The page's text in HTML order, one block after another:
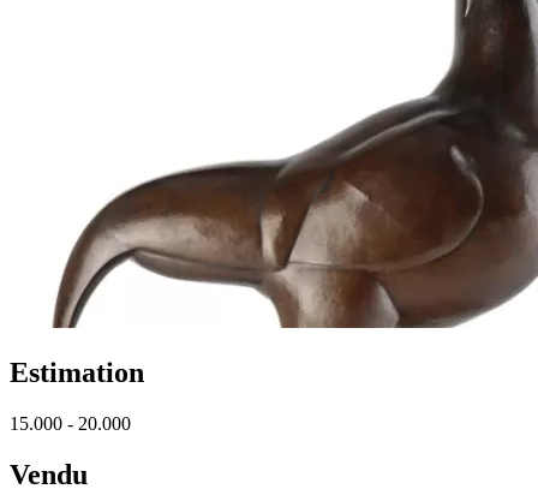
Estimation
15.000 - 20.000
Vendu